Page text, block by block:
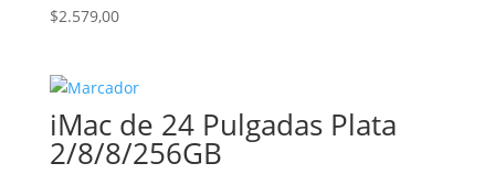
$2.579,00
iMac de 24 Pulgadas Plata
2/8/8/256GB